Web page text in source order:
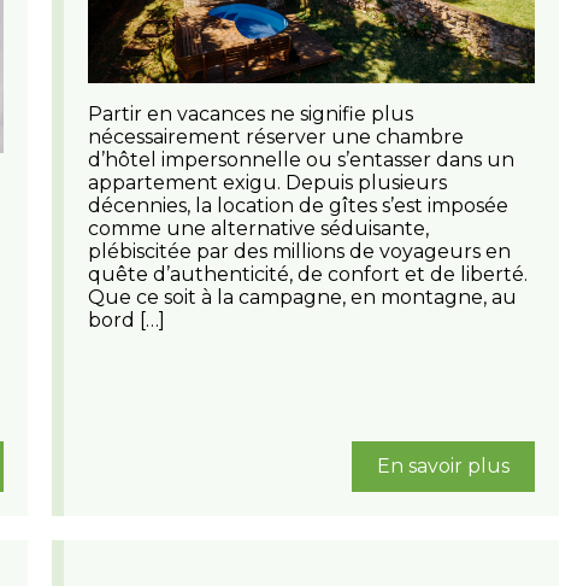
Partir en vacances ne signifie plus
nécessairement réserver une chambre
d’hôtel impersonnelle ou s’entasser dans un
appartement exigu. Depuis plusieurs
décennies, la location de gîtes s’est imposée
comme une alternative séduisante,
plébiscitée par des millions de voyageurs en
quête d’authenticité, de confort et de liberté.
Que ce soit à la campagne, en montagne, au
bord […]
En savoir plus